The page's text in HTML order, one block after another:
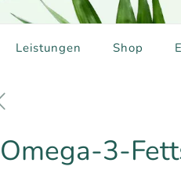
Leistungen Shop
Omega-3-